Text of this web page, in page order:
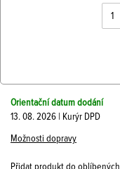
Orientační datum dodání
13. 08. 2026 | Kurýr DPD
Možnosti dopravy
Přidat produkt do oblíbených